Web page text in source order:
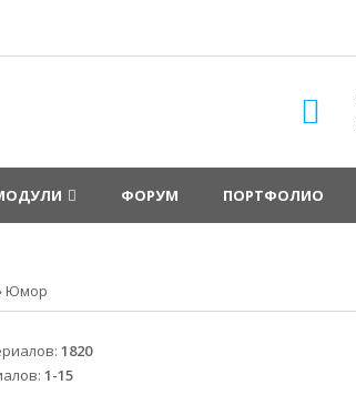
ФОРУМ ПОРТФОЛИО
Юмор
:1820
:1-15